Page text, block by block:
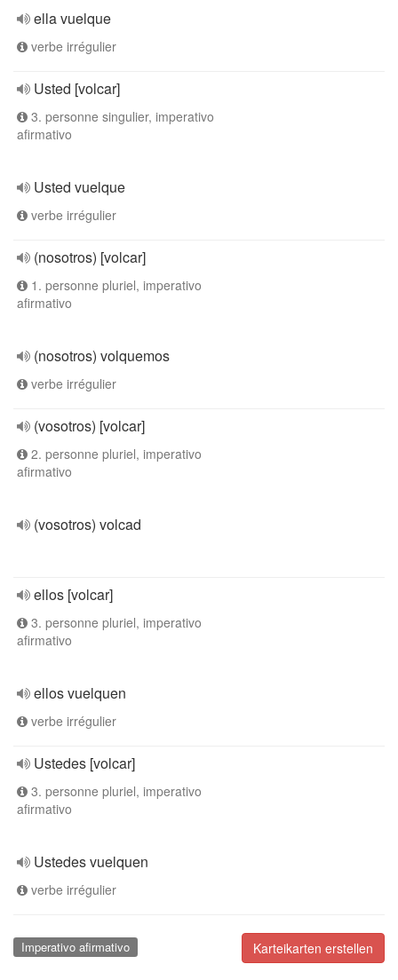
ella vuelque
verbe irrégulier
Usted [volcar]
3. personne singulier, imperativo
afirmativo
Usted vuelque
verbe irrégulier
(nosotros) [volcar]
1. personne pluriel, imperativo
afirmativo
(nosotros) volquemos
verbe irrégulier
(vosotros) [volcar]
2. personne pluriel, imperativo
afirmativo
(vosotros) volcad
ellos [volcar]
3. personne pluriel, imperativo
afirmativo
ellos vuelquen
verbe irrégulier
Ustedes [volcar]
3. personne pluriel, imperativo
afirmativo
Ustedes vuelquen
verbe irrégulier
Karteikarten erstellen
Imperativo afirmativo